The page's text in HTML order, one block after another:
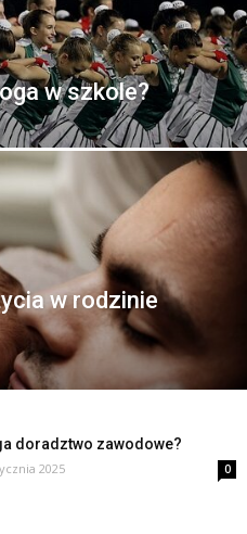
w szkole?
w rodzinie
doradztwo zawodowe?
2025 0